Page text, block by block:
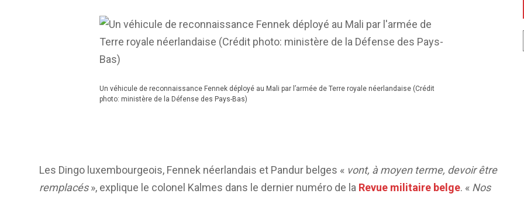
Un véhicule de reconnaissance Fennek déployé au Mali par l’armée de Terre royale néerlandaise (Crédit
photo: ministère de la Défense des Pays-Bas)
Les Dingo luxembourgeois, Fennek néerlandais et Pandur belges « vont, à moyen terme, devoir être
remplacés», explique le colonel Kalmes dans le dernier numéro de la Revue militaire belge. « Nos